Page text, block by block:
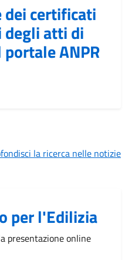
dei certificati
atti di
ANPR
la ricerca nelle notizie
per l'Edilizia
presentazione online